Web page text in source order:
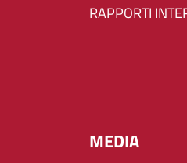
RAPPORTI
MEDIA